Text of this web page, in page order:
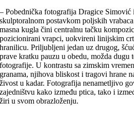
– Pobednička fotografija Dragice Simović
skulptoralnom postavkom poljskih
masna kugla čini centralnu tačku
pozicionirani vrapci, uokvireni linijskim
hranilicu. Priljubljeni jedan uz drugog,
prave kratku pauzu u obedu, možda
fotografije. U kontrastu sa zimskim
granama, njihova bliskost i tragovi hrane
živost u kadar. Fotografija nenametljivo
zajedništvu kako između ptica, tako i
žiri u svom obrazloženju.